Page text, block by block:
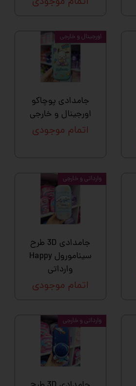
جامدادی پوچاکو
اورجینال و خارجی
اتمام موجودی
اورجینال و خارجی
جامدادی 3D طرح
سینامورول Happy
وارداتی
اتمام موجودی
وارداتی و خارجی
وارداتی و خارجی